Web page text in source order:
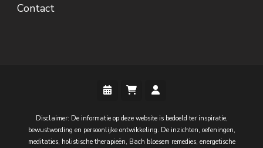
Contact
Disclaimer: De informatie op deze website is bedoeld ter inspiratie,
bewustwording en persoonlijke ontwikkeling. De inzichten, oefeningen,
meditaties, holistische therapieën, Bach bloesem remedies, energetische